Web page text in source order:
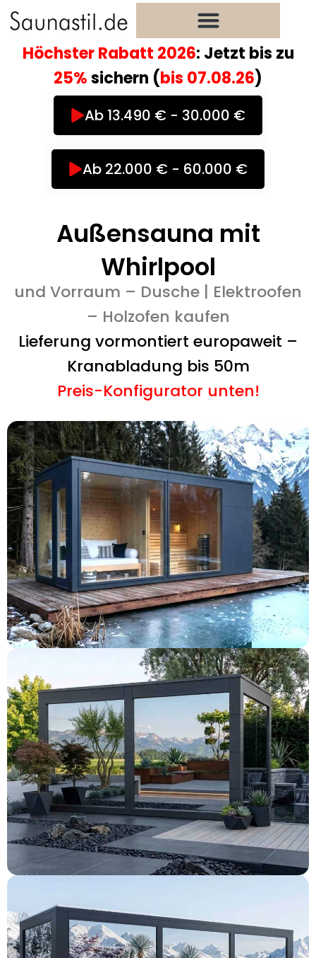
Zum
Inhalt
springenHöchster Rabatt 2026: Jetzt bis zu
25%sichern (bis 07.08.26)
Ab 13.490 € - 30.000 €
Ab 22.000 € - 60.000 €
Außensauna mit
Whirlpool
und Vorraum – Dusche | Elektroofen
– Holzofen kaufen
Lieferung vormontiert europaweit –
Kranabladung bis 50m
Preis-Konfigurator unten!